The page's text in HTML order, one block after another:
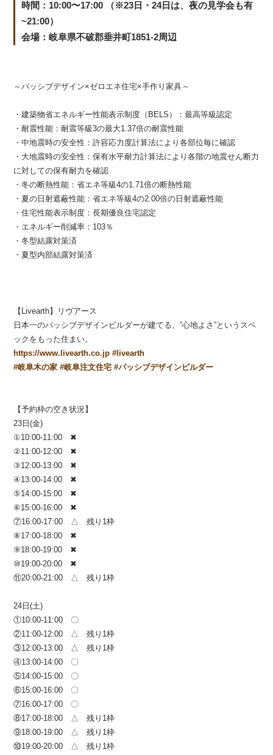
時間：10:00〜17:00 （※23日・24日は、夜の見学会も有
~21:00）
会場：岐阜県不破郡垂井町1851-2周辺
～パッシブデザイン×ゼロエネ住宅×手作り家具～
・建築物省エネルギー性能表示制度（BELS）：最高等級認定
・耐震性能：耐震等級3の最大1.37倍の耐震性能
・中地震時の安全性：許容応力度計算法により各部位毎に確認
・大地震時の安全性：保有水平耐力計算法により各階の地震せん断力
に対しての保有耐力を確認
・冬の断熱性能：省エネ等級4の1.71倍の断熱性能
・夏の日射遮蔽性能：省エネ等級4の2.00倍の日射遮蔽性能
・住宅性能表示制度：長期優良住宅認定
・エネルギー削減率：103％
・冬型結露対策済
・夏型内部結露対策済
【Livearth】リヴアース
日本一のパッシブデザインビルダーが建てる、”心地よさ”というスペ
ックをもった住まい。
https://www.livearth.co.jp # livearth
#岐阜木の家 #岐阜注文住宅 #パッシブデザインビルダー
【予約枠の空き状況】
23日(金)
①10:00-11:00 ✖
②11:00-12:00 ✖
③12:00-13:00 ✖
④13:00-14:00 ✖
⑤14:00-15:00 ✖
⑥15:00-16:00 ✖
⑦16:00-17:00 △ 残り1枠
⑧17:00-18:00 ✖
⑨18:00-19:00 ✖
⑩19:00-20:00 ✖
⑪20:00-21:00 △ 残り1枠
24日(土)
①10:00-11:00 〇
②11:00-12:00 △ 残り1枠
③12:00-13:00 △ 残り1枠
④13:00-14:00 〇
⑤14:00-15:00 〇
⑥15:00-16:00 〇
⑦16:00-17:00 〇
⑧17:00-18:00 △ 残り1枠
⑨18:00-19:00 △ 残り1枠
⑩19:00-20:00 △ 残り1枠